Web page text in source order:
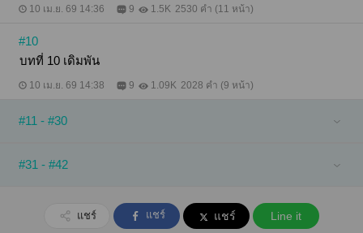
10 เม.ย. 69 14:36 9 1.5K 2530 คำ (11 หน้า)
#10
บทที่ 10 เดิมพัน
10 เม.ย. 69 14:38 9 1.09K 2028 คำ (9 หน้า)
#11 - #30
#31 - #42
แชร์ แชร์ แชร์ Line it